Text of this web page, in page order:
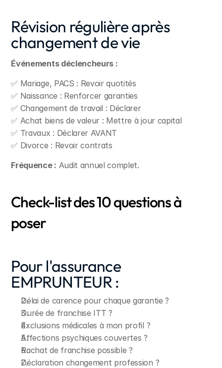
Révision régulière après
changement de vie
Événements déclencheurs :
✅ Mariage, PACS : Revoir quotités
✅ Naissance : Renforcer garanties
✅ Changement de travail : Déclarer
✅ Achat biens de valeur : Mettre à jour capital
✅ Travaux : Déclarer AVANT
✅ Divorce : Revoir contrats
Fréquence : Audit annuel complet.
Check-list des 10 questions à
poser
Pour l'assurance
EMPRUNTEUR :
Délai de carence pour chaque garantie ?
Durée de franchise ITT ?
Exclusions médicales à mon profil ?
Affections psychiques couvertes ?
Rachat de franchise possible ?
Déclaration changement profession ?